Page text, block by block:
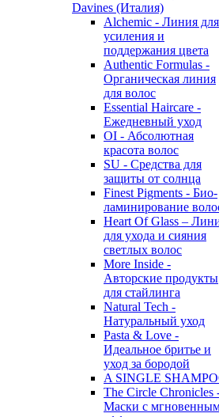
Davines (Италия)
Alchemic - Линия для
усиления и
поддержания цвета
Authentic Formulas -
Органическая линия
для волос
Essential Haircare -
Eжедневный уход
OI - Абсолютная
красота волос
SU - Средства для
защиты от солнца
Finest Pigments - Био-
ламинирование
Heart Of Glass –
для ухода и сияния
светлых волос
More Inside -
Авторские продукты
для стайлинга
Natural Tech -
Натуральный уход
Pasta & Love -
Идеальное бритье и
уход за бородой
A SINGLE
The Circle Chronicles
Маски с